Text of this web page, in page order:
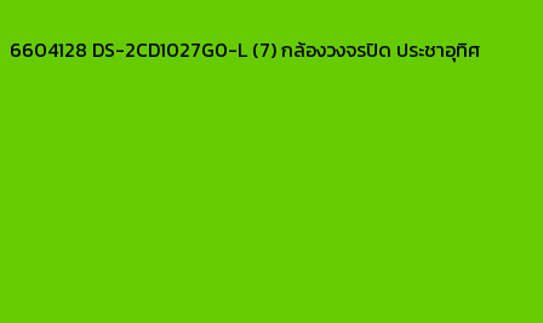
6604128 DS-2CD1027G0-L (7) กล้องวงจรปิด ประชาอุทิศ